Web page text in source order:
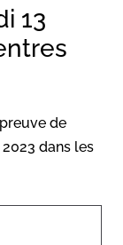
13
de
dans les